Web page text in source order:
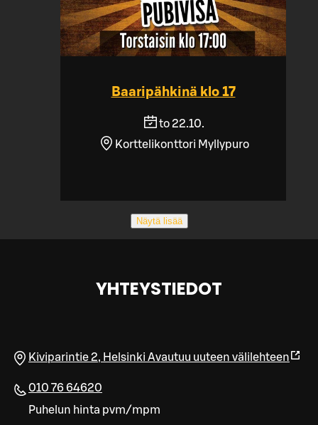
Baaripähkinä klo 17
to 22.10.
Korttelikonttori Myllypuro
Näytä lisää
YHTEYSTIEDOT
Kiviparintie 2, Helsinki Avautuu uuteen välilehteen
010 76 64620
Puhelun hinta pvm/mpm